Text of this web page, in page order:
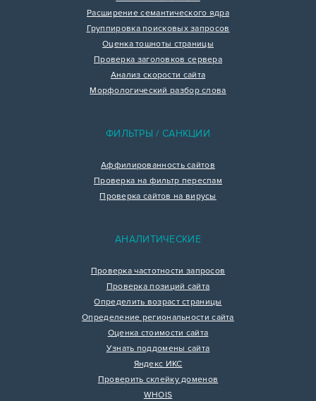
Расширение семантического ядра
Группировка поисковых запросов
Оценка тошноты страницы
Проверка заголовков сервера
Анализ скорости сайта
Морфологический разбор слова
ФИЛЬТРЫ / САНКЦИИ
Аффилированность сайтов
Проверка на фильтр переспам
Проверка сайтов на вирусы
АНАЛИТИЧЕСКИЕ
Проверка частотности запросов
Проверка позиций сайта
Определить возраст страницы
Определение региональности сайта
Оценка стоимости сайта
Узнать поддомены сайта
Яндекс ИКС
Проверить склейку доменов
WHOIS